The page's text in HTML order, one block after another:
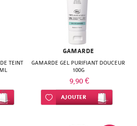
PHARMANORD
PHYTAROMASOL
TEINT
GAMARDE
GAMARDE GEL PURIFIANT DOUCEUR
100G
9,90 €
Ajouter à ma liste d’envie
AJOUTER